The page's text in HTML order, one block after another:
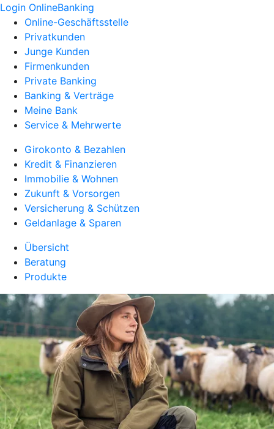
Login OnlineBanking
Online-Geschäftsstelle
Privatkunden
Junge Kunden
Firmenkunden
Private Banking
Banking & Verträge
Meine Bank
Service & Mehrwerte
Girokonto & Bezahlen
Kredit & Finanzieren
Immobilie & Wohnen
Zukunft & Vorsorgen
Versicherung & Schützen
Geldanlage & Sparen
Übersicht
Beratung
Produkte